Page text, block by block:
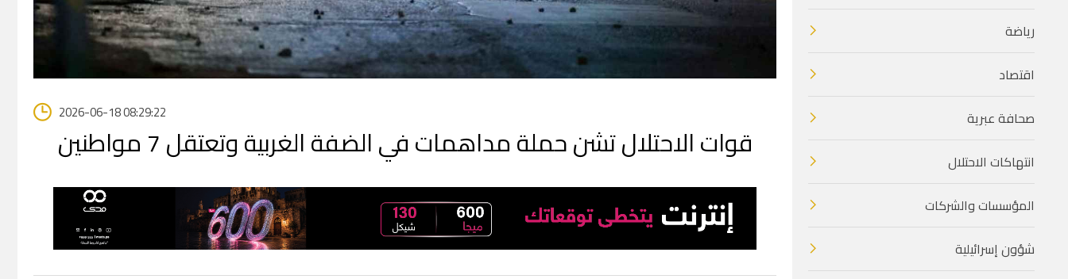
2026-06-18 08:29:22
قوات الاحتلال تشن حملة مداهمات في الضفة الغربية وتعتقل 7 مواطنين
رياضة
اقتصاد
صحافة عبرية
انتهاكات الاحتلال
المؤسسات والشركات
شؤون إسرائيلية